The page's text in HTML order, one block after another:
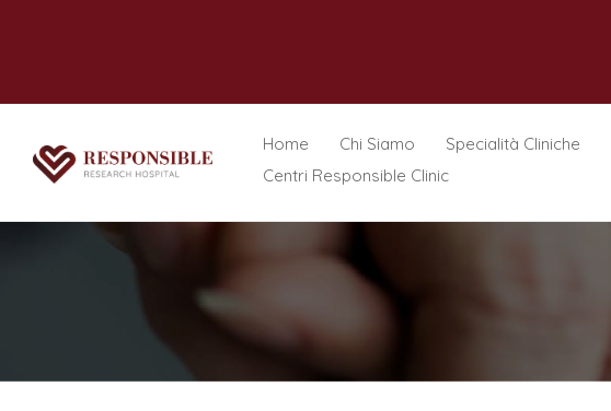
Home Chi Siamo Specialità Cliniche
Centri Responsible Clinic